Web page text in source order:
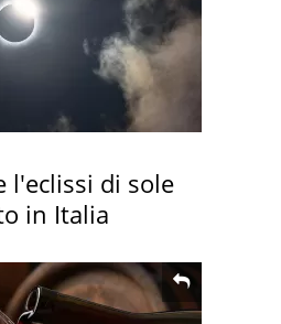
l'eclissi di sole
in Italia